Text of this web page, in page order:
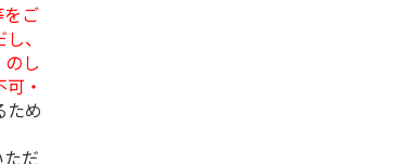
をご
、
のし
・
ため
だ